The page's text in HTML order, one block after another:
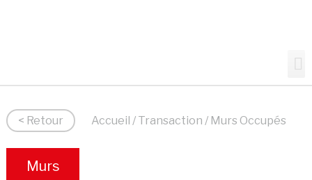
< Retour Accueil / Transaction / Murs Occupés
Murs